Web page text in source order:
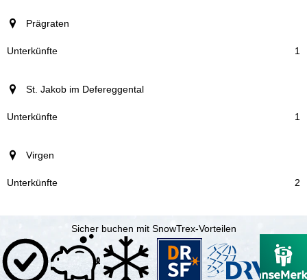
Prägraten
1
St. Jakob im Defereggental
1
Virgen
2
Sicher buchen mit SnowTrex-Vorteilen